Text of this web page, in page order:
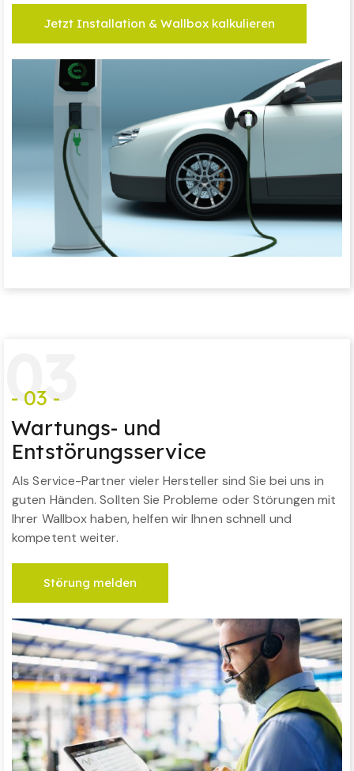
Jetzt Installation & Wallbox kalkulieren
03
- 03 -
Wartungs- und
Entstörungsservice
Als Service-Partner vieler Hersteller sind Sie bei uns in
guten Händen. Sollten Sie Probleme oder Störungen mit
Ihrer Wallbox haben, helfen wir Ihnen schnell und
kompetent weiter.
Störung melden